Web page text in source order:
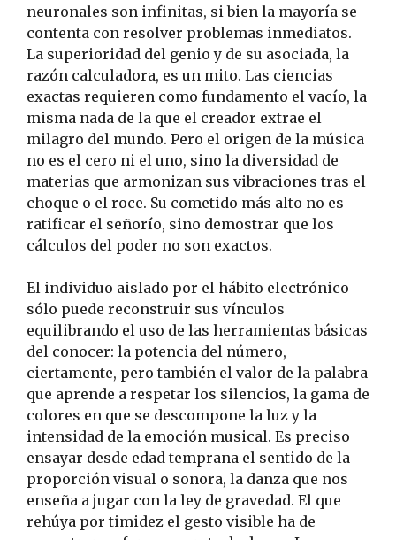
neuronales son infinitas, si bien la mayoría se
contenta con resolver problemas inmediatos.
La superioridad del genio y de su asociada, la
razón calculadora, es un mito. Las ciencias
exactas requieren como fundamento el vacío, la
misma nada de la que el creador extrae el
milagro del mundo. Pero el origen de la música
no es el cero ni el uno, sino la diversidad de
materias que armonizan sus vibraciones tras el
choque o el roce. Su cometido más alto no es
ratificar el señorío, sino demostrar que los
cálculos del poder no son exactos.
El individuo aislado por el hábito electrónico
sólo puede reconstruir sus vínculos
equilibrando el uso de las herramientas básicas
del conocer: la potencia del número,
ciertamente, pero también el valor de la palabra
que aprende a respetar los silencios, la gama de
colores en que se descompone la luz y la
intensidad de la emoción musical. Es preciso
ensayar desde edad temprana el sentido de la
proporción visual o sonora, la danza que nos
enseña a jugar con la ley de gravedad. El que
rehúya por timidez el gesto visible ha de